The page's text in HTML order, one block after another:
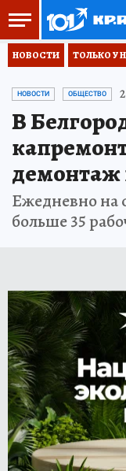
НОВОСТИ ТОЛЬКО У
НОВОСТИ ОБЩЕСТВО
В
Ежедневно на
больше 35